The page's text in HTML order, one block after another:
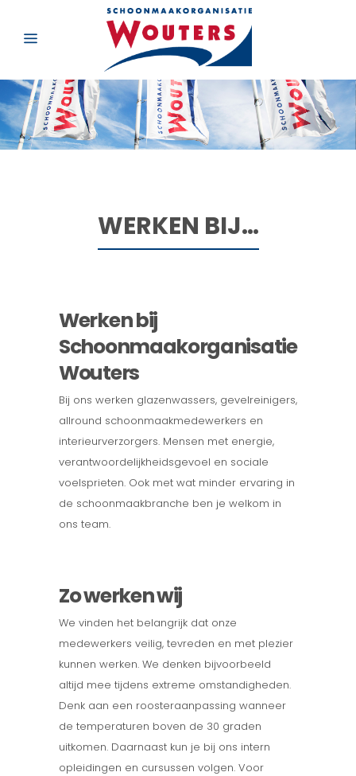
WERKEN BIJ…
Werken bij
Schoonmaakorganisatie
Wouters
Bij ons werken glazenwassers, gevelreinigers,
allround schoonmaakmedewerkers en
interieurverzorgers. Mensen met energie,
verantwoordelijkheidsgevoel en sociale
voelsprieten. Ook met wat minder ervaring in
de schoonmaakbranche ben je welkom in
ons team.
Zo werken wij
We vinden het belangrijk dat onze
medewerkers veilig, tevreden en met plezier
kunnen werken. We denken bijvoorbeeld
altijd mee tijdens extreme omstandigheden.
Denk aan een roosteraanpassing wanneer
de temperaturen boven de 30 graden
uitkomen. Daarnaast kun je bij ons intern
opleidingen en cursussen volgen. Voor